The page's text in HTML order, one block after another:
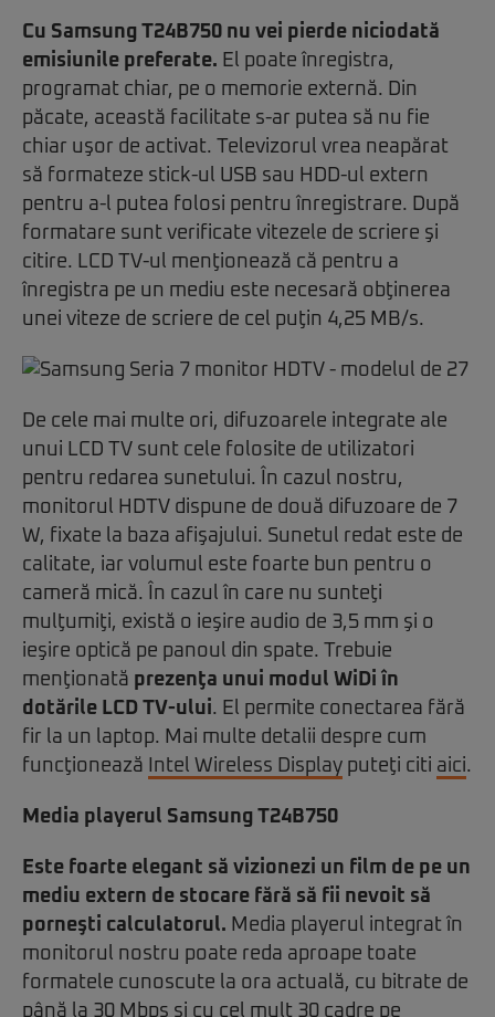
Cu Samsung T24B750 nu vei pierde niciodată
emisiunile preferate. El poate înregistra,
programat chiar, pe o memorie externă. Din
păcate, această facilitate s-ar putea să nu fie
chiar uşor de activat. Televizorul vrea neapărat
să formateze stick-ul USB sau HDD-ul extern
pentru a-l putea folosi pentru înregistrare. După
formatare sunt verificate vitezele de scriere şi
citire. LCD TV-ul menţionează că pentru a
înregistra pe un mediu este necesară obţinerea
unei viteze de scriere de cel puţin 4,25 MB/s.
De cele mai multe ori, difuzoarele integrate ale
unui LCD TV sunt cele folosite de utilizatori
pentru redarea sunetului. În cazul nostru,
monitorul HDTV dispune de două difuzoare de 7
W, fixate la baza afişajului. Sunetul redat este de
calitate, iar volumul este foarte bun pentru o
cameră mică. În cazul în care nu sunteţi
mulţumiţi, există o ieşire audio de 3,5 mm şi o
ieşire optică pe panoul din spate. Trebuie
menţionată prezenţa unui modul WiDi în
dotările LCD TV-ului. El permite conectarea fără
fir la un laptop. Mai multe detalii despre cum
funcţionează
Intel Wireless Display puteţi citi aici.
Media playerul Samsung T24B750
Este foarte elegant să vizionezi un film de pe un
mediu extern de stocare fără să fii nevoit să
porneşti calculatorul. Media playerul integrat în
monitorul nostru poate reda aproape toate
formatele cunoscute la ora actuală, cu bitrate de
până la 30 Mbps şi cu cel mult 30 cadre pe